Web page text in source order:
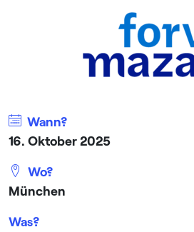
Wann?
16. Oktober 2025
Wo?
München
Was?